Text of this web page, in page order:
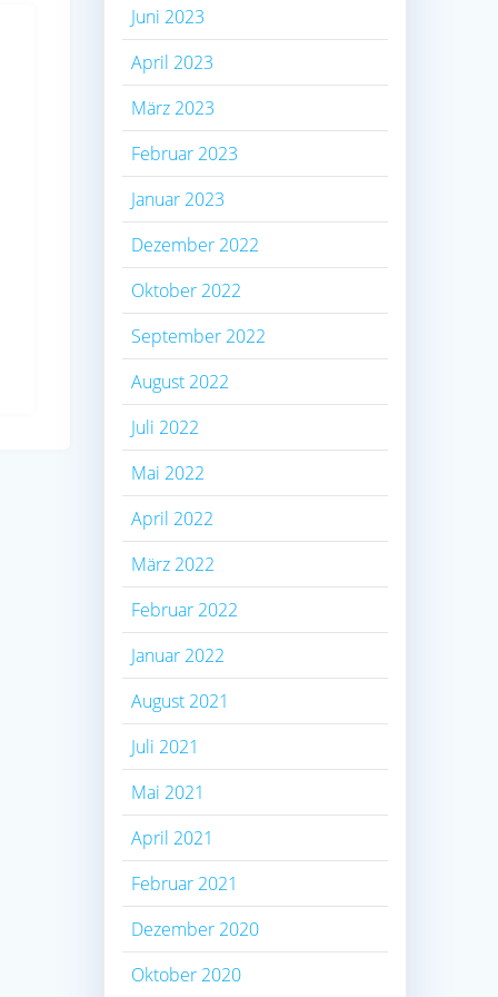
Juni 2023
April 2023
März 2023
Februar 2023
Januar 2023
Dezember 2022
Oktober 2022
September 2022
August 2022
Juli 2022
Mai 2022
April 2022
März 2022
Februar 2022
Januar 2022
August 2021
Juli 2021
Mai 2021
April 2021
Februar 2021
Dezember 2020
Oktober 2020